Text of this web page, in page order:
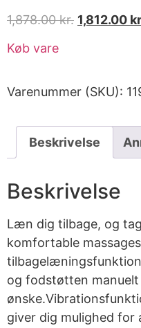
1,878.00kr. 1,812.00
Køb vare
Varenummer (SKU):
Beskrivelse
Beskrivelse
Læn dig tilbage, og
komfortable
og fodstøtten
giver dig mulighed for